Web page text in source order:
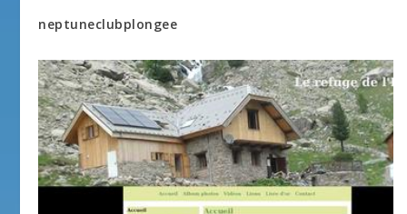
neptuneclubplongee